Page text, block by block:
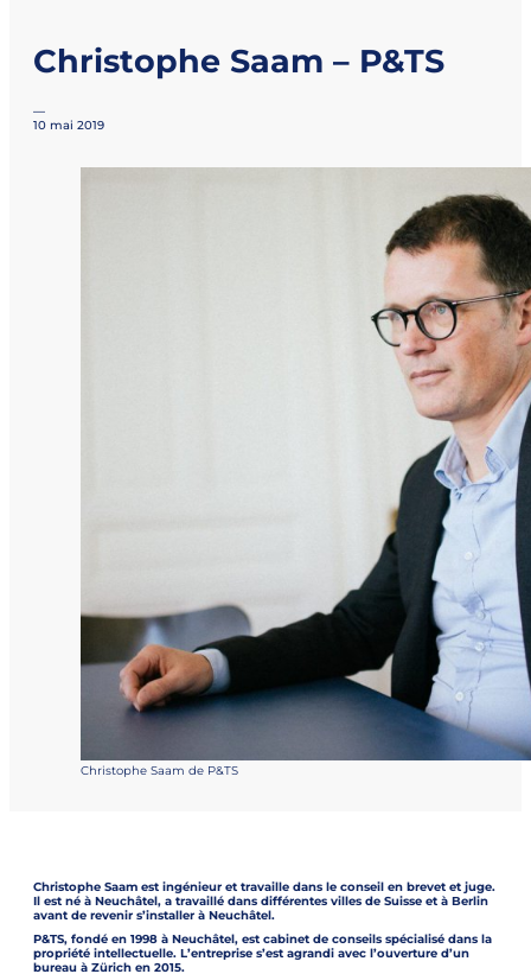
Christophe Saam – P&TS
—
10 mai 2019
Christophe Saam de P&TS
Christophe Saam est ingénieur et travaille dans le conseil en brevet et juge.
Il est né à Neuchâtel, a travaillé dans différentes villes de Suisse et à Berlin
avant de revenir s’installer à Neuchâtel.
P&TS, fondé en 1998 à Neuchâtel, est cabinet de conseils spécialisé dans la
propriété intellectuelle. L’entreprise s’est agrandi avec l’ouverture d’un
bureau à Zürich en 2015.